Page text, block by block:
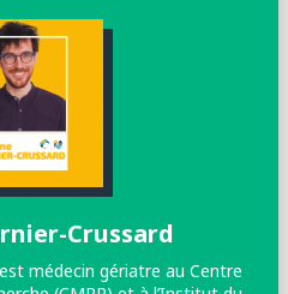
Crussard
médecin gériatre au Centre